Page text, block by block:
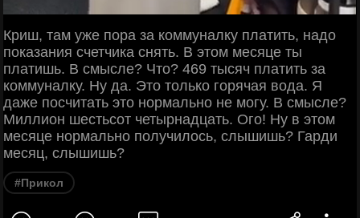
Криш, там уже пора за коммуналку платить, надо
показания счетчика снять. В этом месяце ты
платишь. В смысле? Что? 469 тысяч платить за
коммуналку. Ну да. Это только горячая вода. Я
даже посчитать это нормально не могу. В смысле?
Миллион шестьсот четырнадцать. Ого! Ну в этом
месяце нормально получилось, слышишь? Гарди
месяц, слышишь?
#Прикол